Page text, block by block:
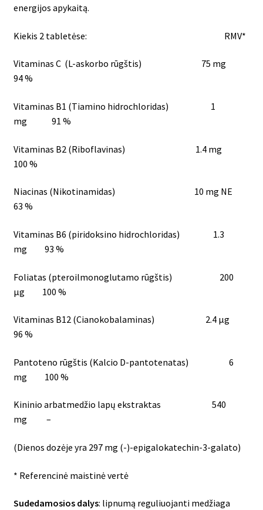
energijos apykaitą.
Kiekis 2 tabletėse: RMV*
Vitaminas C (L-askorbo rūgštis) 75 mg
94 %
Vitaminas B1 (Tiamino hidrochloridas) 1
mg 91 %
Vitaminas B2 (Riboflavinas) 1.4 mg
100 %
Niacinas (Nikotinamidas) 10 mg NE
63 %
Vitaminas B6 (piridoksino hidrochloridas) 1.3
mg 93 %
Foliatas (pteroilmonoglutamo rūgštis) 200
μg 100 %
Vitaminas B12 (Cianokobalaminas) 2.4 μg
96 %
Pantoteno rūgštis (Kalcio D-pantotenatas) 6
mg 100 %
Kininio arbatmedžio lapų ekstraktas 540
mg –
(Dienos dozėje yra 297 mg (-)-epigalokatechin-3-galato)
* Referencinė maistinė vertė
Sudedamosios dalys: lipnumą reguliuojanti medžiaga